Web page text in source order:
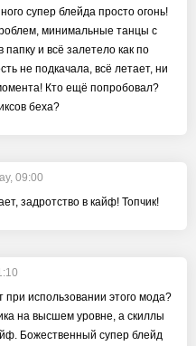
супер блейда просто огонь!
минимальные танцы с
папку и всё залетело как по
не подкачала, всё летает, ни
Кто ещё попробовал?
беха?
09:00
задротство в кайф! Топчик!
при использовании этого мода?
на высшем уровне, а скиллы
Божественный супер блейд